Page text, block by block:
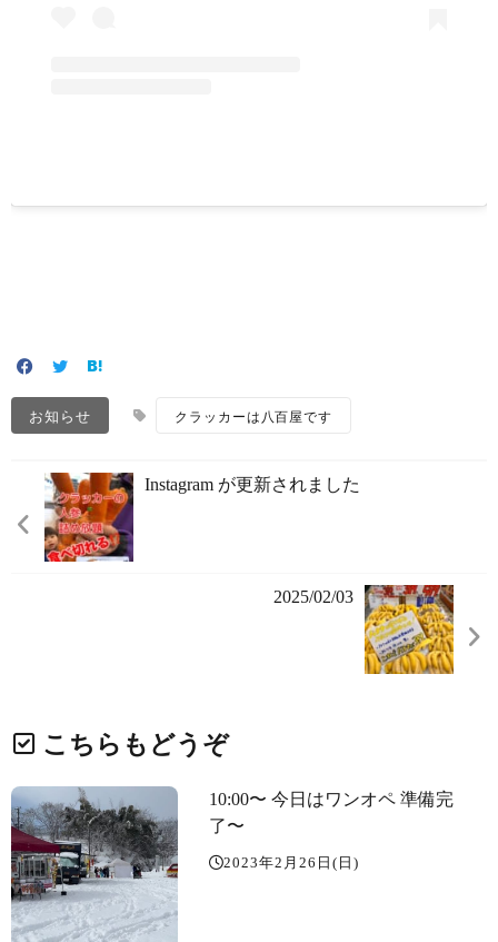
お知らせ クラッカーは八百屋です
Instagram が更新されました
2025/02/03
こちらもどうぞ
10:00〜 今日はワンオペ 準備完
了〜️
2023年2月26日(日)